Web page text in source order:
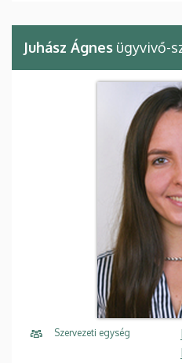
Juhász Ágnes ügyvivő-
Szervezeti egység